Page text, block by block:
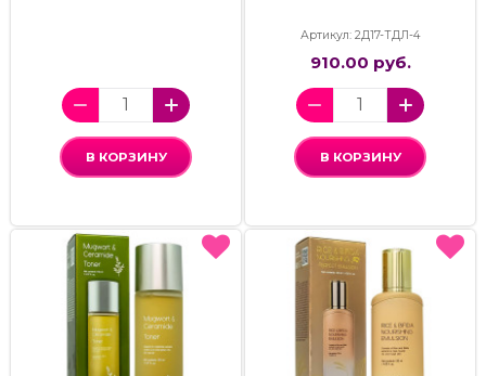
В КОРЗИНУ
Артикул: 2Д17-ТДЛ-4
910.00 руб.
В КОРЗИНУ